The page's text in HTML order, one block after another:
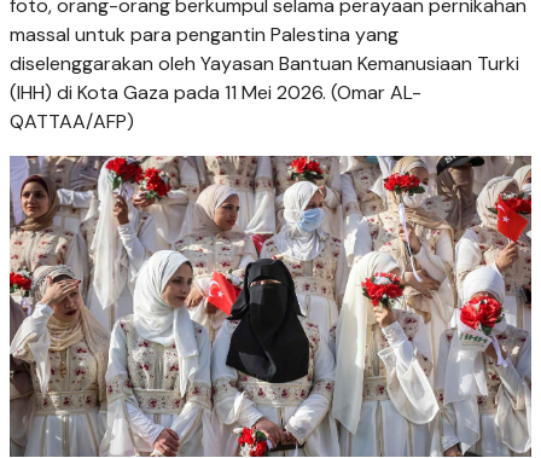
foto, orang-orang berkumpul selama perayaan pernikahan
massal untuk para pengantin Palestina yang
diselenggarakan oleh Yayasan Bantuan Kemanusiaan Turki
(IHH) di Kota Gaza pada 11 Mei 2026. (Omar AL-
QATTAA/AFP)